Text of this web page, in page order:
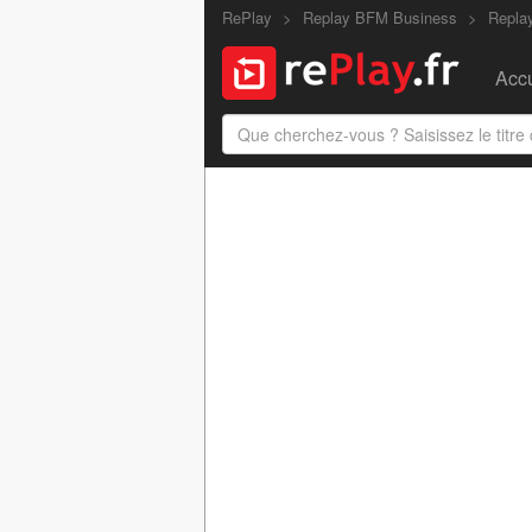
RePlay Replay BFM Business